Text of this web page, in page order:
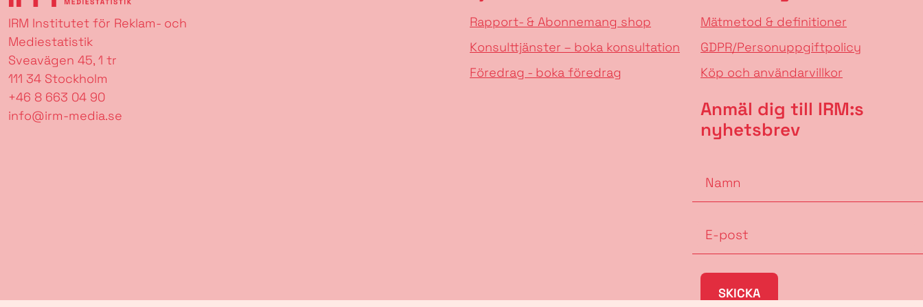
IRM Institutet för Reklam- och
Mediestatistik
Sveavägen 45, 1 tr
111 34 Stockholm
+46 8 663 04 90
info@irm-media.se
Rapport- & Abonnemang shop
Konsulttjänster – boka konsultation
Föredrag - boka föredrag
Mätmetod & definitioner
GDPR/Personuppgiftpolicy
Köp och användarvillkor
Anmäl dig till IRM:s
nyhetsbrev
SKICKA